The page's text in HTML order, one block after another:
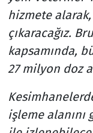
hizmete alarak,
çıkaracağız.
kapsamında,
27 milyon doz
işleme